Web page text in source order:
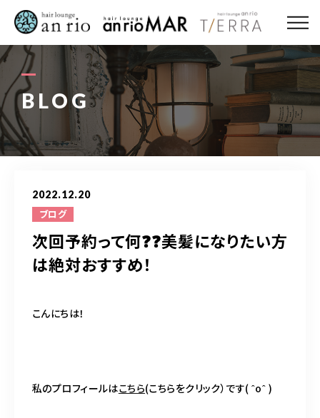
BLOG
2022.12.20
ブログ
次回予約って何❓❓美髪になりたい方
は絶対おすすめ！
こんにちは！
私のプロフィールはこちら(こちらをクリック）です( ˆoˆ )
ABOUT US
MENU
STYLE
STAFF〈anrio TIERRA〉